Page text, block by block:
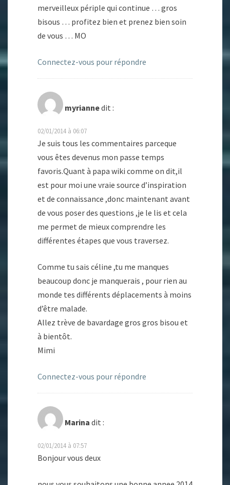
merveilleux périple qui continue … gros
bisous … profitez bien et prenez bien soin
de vous … MO
Connectez-vous pour répondre
myriannedit :
02/01/2014 à 06:07
Je suis tous les commentaires parceque
vous êtes devenus mon passe temps
favoris.Quant à papa wiki comme on dit,il
est pour moi une vraie source d’inspiration
et de connaissance ,donc maintenant avant
de vous poser des questions ,je le lis et cela
me permet de mieux comprendre les
différentes étapes que vous traversez.
Comme tu sais céline ,tu me manques
beaucoup donc je manquerais , pour rien au
monde tes différents déplacements à moins
d’être malade.
Allez trève de bavardage gros gros bisou et
à bientôt.
Mimi
Connectez-vous pour répondre
Marina dit :
02/01/2014 à 07:57
Bonjour vous deux